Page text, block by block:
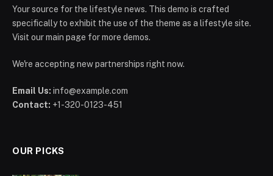
Your source for the lifestyle news. This demo is crafted
specifically to exhibit the use of the theme as a lifestyle site.
Visit our main page for more demos.
We're accepting new partnerships right now.
Email Us: info@example.com
Contact: +1-320-0123-451
OUR PICKS